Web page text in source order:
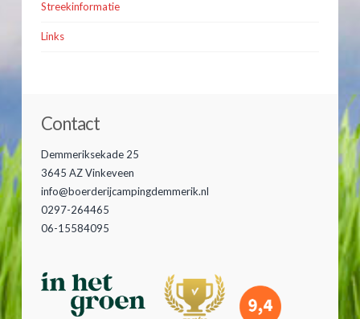
Streekinformatie
Links
Contact
Demmeriksekade 25
3645 AZ Vinkeveen
info@boerderijcampingdemmerik.nl
0297-264465
06-15584095